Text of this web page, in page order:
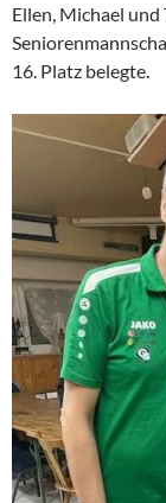
Ellen, Michael und
16. Platz belegte.